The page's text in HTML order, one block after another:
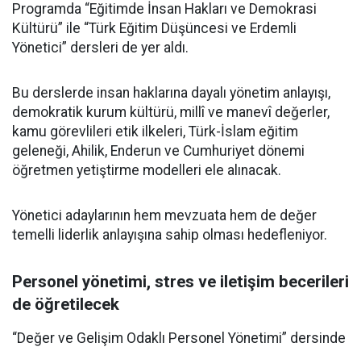
Programda “Eğitimde İnsan Hakları ve Demokrasi
Kültürü” ile “Türk Eğitim Düşüncesi ve Erdemli
Yönetici” dersleri de yer aldı.
Bu derslerde insan haklarına dayalı yönetim anlayışı,
demokratik kurum kültürü, millî ve manevî değerler,
kamu görevlileri etik ilkeleri, Türk-İslam eğitim
geleneği, Ahilik, Enderun ve Cumhuriyet dönemi
öğretmen yetiştirme modelleri ele alınacak.
Yönetici adaylarının hem mevzuata hem de değer
temelli liderlik anlayışına sahip olması hedefleniyor.
Personel yönetimi, stres ve iletişim becerileri
de öğretilecek
“Değer ve Gelişim Odaklı Personel Yönetimi” dersinde